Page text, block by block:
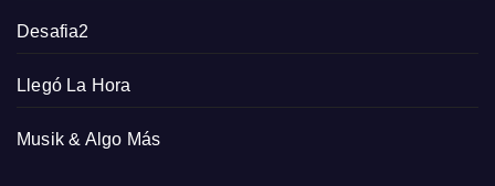
Desafia2
Llegó La Hora
Musik & Algo Más